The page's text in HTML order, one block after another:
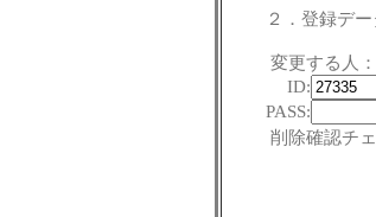
２．登録デ
変更する人：
ID:
PASS:
削除確認チ